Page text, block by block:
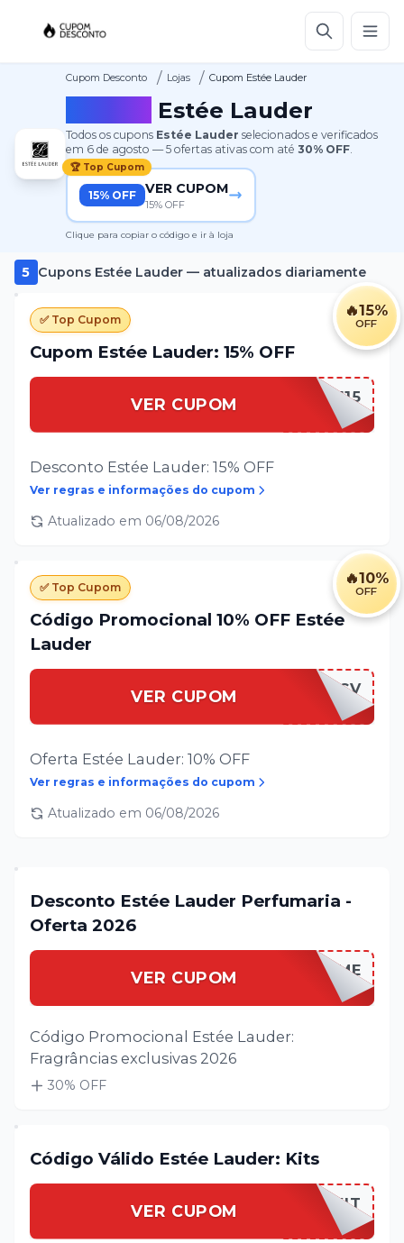
Cupom Desconto / Lojas / Cupom Estée Lauder
Estée Lauder
Todos os cupons Estée Lauder selecionados e verificados
em 6 de agosto —5 ofertas ativas com até30% OFF.
🏆 Top Cupom
15% OFF VER CUPOM
15% OFF
Clique para copiar o código e ir à loja
5 Cupons Estée Lauder— atualizados diariamente
🔥15%
OFF
✅ Top Cupom
Cupom Estée Lauder: 15% OFF
VER CUPOM WELCOME15
Desconto Estée Lauder: 15% OFF
Ver regras e informações do cupom
Atualizado em 06/08/2026
🔥10%
OFF
✅ Top Cupom
Código Promocional 10% OFF Estée
Lauder
VER CUPOM 10BM-CV
Oferta Estée Lauder: 10% OFF
Ver regras e informações do cupom
Atualizado em 06/08/2026
Desconto Estée Lauder Perfumaria -
Oferta 2026
VER CUPOMESTEELPERFUME
Código Promocional Estée Lauder:
Fragrâncias exclusivas 2026
30% OFF
Código Válido Estée Lauder: Kits
VER CUPOM ESTEELKIT